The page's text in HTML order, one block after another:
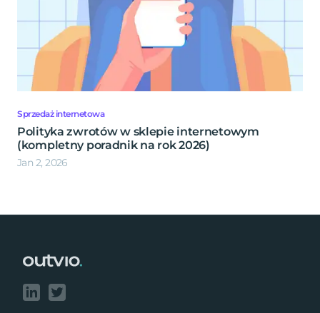
Sprzedaż internetowa
Polityka zwrotów w sklepie internetowym
(kompletny poradnik na rok 2026)
Jan 2, 2026